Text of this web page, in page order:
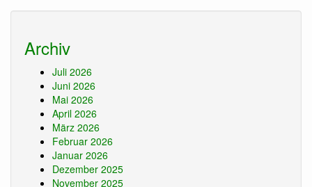
Archiv
Juli 2026
Juni 2026
Mai 2026
April 2026
März 2026
Februar 2026
Januar 2026
Dezember 2025
November 2025